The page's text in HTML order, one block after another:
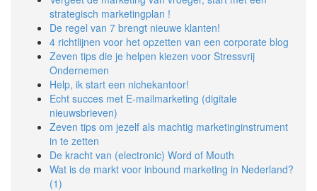
strategisch marketingplan !
De regel van 7 brengt nieuwe klanten!
4 richtlijnen voor het opzetten van een corporate blog
Zeven tips die je helpen kiezen voor Stressvrij
Ondernemen
Help, ik start een nichekantoor!
Echt succes met E-mailmarketing (digitale
nieuwsbrieven)
Zeven tips om jezelf als machtig marketinginstrument
in te zetten
De kracht van (electronic) Word of Mouth
Wat is de markt voor inbound marketing in Nederland?
(1)